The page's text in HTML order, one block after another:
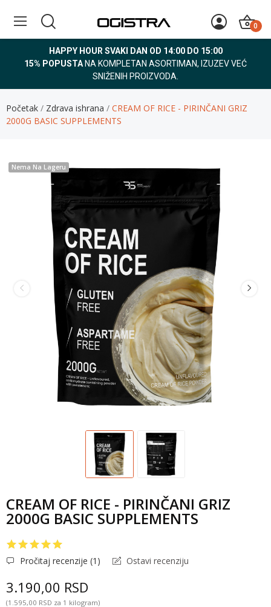
0
HAPPY HOUR SVAKI DAN OD 14:00 DO 15:00
15% POPUSTA NA KOMPLETAN ASORTIMAN, IZUZEV VEĆ
SNIŽENIH PROIZVODA.
Početak Zdrava ishrana
CREAM OF RICE - PIRINČANI GRIZ
2000G BASIC SUPPLEMENTS
Nema Na Lageru
CREAM OF RICE - PIRINČANI GRIZ
2000G BASIC SUPPLEMENTS
Pročitaj recenzije (1 ) Ostavi recenziju
3.190,00 RSD
(1.595,00 RSD za 1 kilogram)